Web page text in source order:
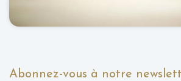
Abonnez-vous à notre